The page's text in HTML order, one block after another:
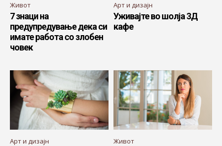
Живот
7 знаци на
предупредување дека си
имате работа со злобен
човек
Арт и дизајн
Уживајте во шолја 3Д
кафе
Арт и дизајн Живот